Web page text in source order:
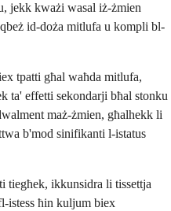
jekk kważi wasal iż-żmien
id-doża mitlufa u kompli bl-
tpatti għal waħda mitlufa,
ta' effetti sekondarji bħal stonku
maż-żmien, għalhekk li
b'mod sinifikanti l-istatus
tiegħek, ikkunsidra li tissettja
istess ħin kuljum biex